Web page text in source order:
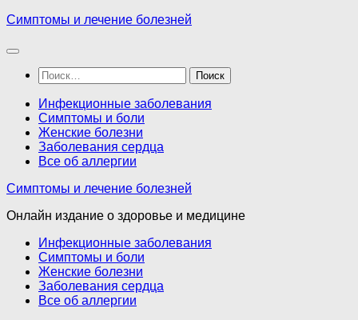
Перейти
содержимому
Симптомы и лечение болезней
Найти:
Инфекционные заболевания
Симптомы и боли
Женские болезни
Заболевания сердца
Все об аллергии
Симптомы и лечение болезней
Онлайн издание о здоровье и медицине
Инфекционные заболевания
Симптомы и боли
Женские болезни
Заболевания сердца
Все об аллергии